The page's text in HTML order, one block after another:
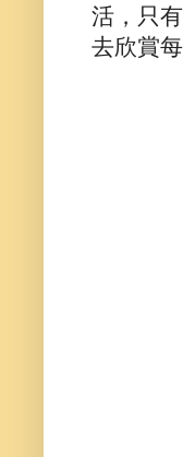
活，只
去欣賞